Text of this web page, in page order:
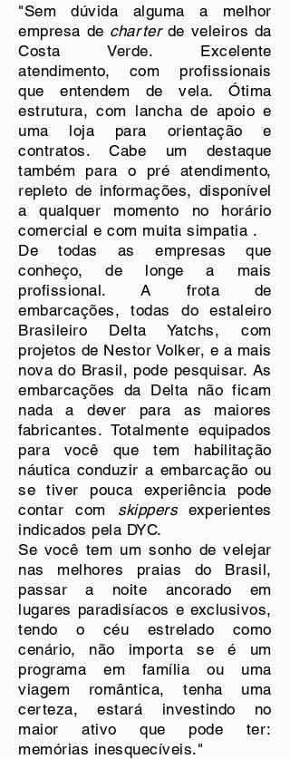
"Sem dúvida alguma a melhor
empresa de charterde veleiros da
Costa Verde. Excelente
atendimento, com profissionais
que entendem de vela. Ótima
estrutura, com lancha de apoio e
uma loja para orientação e
contratos. Cabe um destaque
também para o pré atendimento,
repleto de informações, disponível
a qualquer momento no horário
comercial e com muita simpatia .
De todas as empresas que
conheço, de longe a mais
profissional. A frota de
embarcações, todas do estaleiro
Brasileiro Delta Yatchs, com
projetos de Nestor Volker, e a mais
nova do Brasil, pode pesquisar. As
embarcações da Delta não ficam
nada a dever para as maiores
fabricantes. Totalmente equipados
para você que tem habilitação
náutica conduzir a embarcação ou
se tiver pouca experiência pode
contar com skippersexperientes
indicados pela DYC.
Se você tem um sonho de velejar
nas melhores praias do Brasil,
passar a noite ancorado em
lugares paradisíacos e exclusivos,
tendo o céu estrelado como
cenário, não importa se é um
programa em família ou uma
viagem romântica, tenha uma
certeza, estará investindo no
maior ativo que pode ter:
memórias inesquecíveis."